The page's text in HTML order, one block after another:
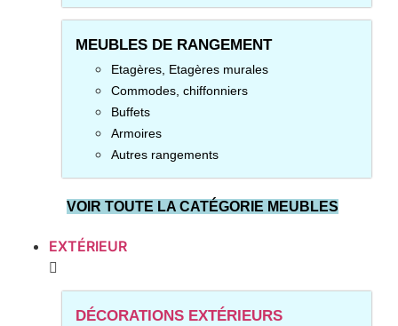
MEUBLES DE RANGEMENT
Etagères, Etagères murales
Commodes, chiffonniers
Buffets
Armoires
Autres rangements
VOIR TOUTE LA CATÉGORIE MEUBLES
EXTÉRIEUR
DÉCORATIONS EXTÉRIEURS